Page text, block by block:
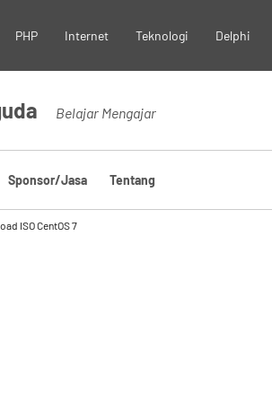
PHP Internet Teknologi Delphi
Belajar Mengajar
Sponsor/Jasa Tentang
ISO CentOS 7